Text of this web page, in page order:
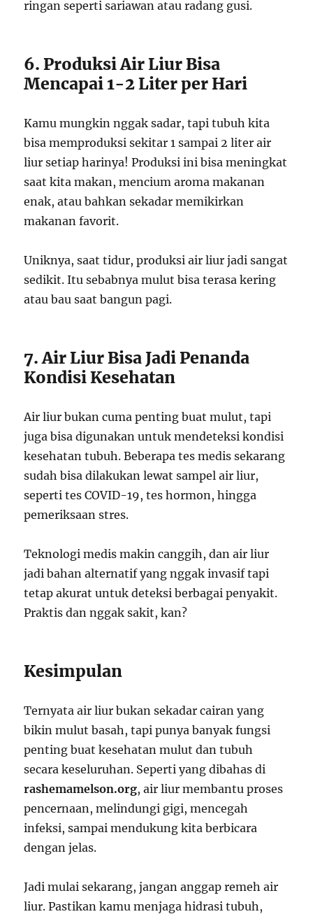
ringan seperti sariawan atau radang gusi.
6. Produksi Air Liur Bisa
Mencapai 1-2 Liter per Hari
Kamu mungkin nggak sadar, tapi tubuh kita
bisa memproduksi sekitar 1 sampai 2 liter air
liur setiap harinya! Produksi ini bisa meningkat
saat kita makan, mencium aroma makanan
enak, atau bahkan sekadar memikirkan
makanan favorit.
Uniknya, saat tidur, produksi air liur jadi sangat
sedikit. Itu sebabnya mulut bisa terasa kering
atau bau saat bangun pagi.
7. Air Liur Bisa Jadi Penanda
Kondisi Kesehatan
Air liur bukan cuma penting buat mulut, tapi
juga bisa digunakan untuk mendeteksi kondisi
kesehatan tubuh. Beberapa tes medis sekarang
sudah bisa dilakukan lewat sampel air liur,
seperti tes COVID-19, tes hormon, hingga
pemeriksaan stres.
Teknologi medis makin canggih, dan air liur
jadi bahan alternatif yang nggak invasif tapi
tetap akurat untuk deteksi berbagai penyakit.
Praktis dan nggak sakit, kan?
Kesimpulan
Ternyata air liur bukan sekadar cairan yang
bikin mulut basah, tapi punya banyak fungsi
penting buat kesehatan mulut dan tubuh
secara keseluruhan. Seperti yang dibahas di
rashemamelson.org, air liur membantu proses
pencernaan, melindungi gigi, mencegah
infeksi, sampai mendukung kita berbicara
dengan jelas.
Jadi mulai sekarang, jangan anggap remeh air
liur. Pastikan kamu menjaga hidrasi tubuh,